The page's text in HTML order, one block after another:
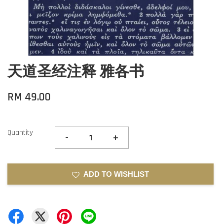
天道圣经注释 雅各书
RM 49.00
Quantity - +
ADD TO WISHLIST